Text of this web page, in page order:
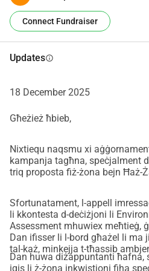
vandaliżmu, iż-żona tkompli
n-nies li jmorru mixja għal
komunitajiet tal-madwar.
awtoritajiet għandhom jinvestu
ttejjeb l-ambjent, is-saħħa, u l-
Segwina fuq Facebook biex
kampanja.
EN
In the midst of a busy and
path – a space of peace, nature
is under threat. We need the
You can also make your
Connect Fundraiser
Updatesinfo
18 December 2025
Għeżież ħbieb,
Nixtiequ naqsmu xi
kampanja tagħna, speċjalment
triq proposta fiż-żona bejn Ħaż-
Sfortunatament, l-appell
li kkontesta d-deċiżjoni li
Assessment mhuwiex meħtieġ,
Dan ifisser li l-bord għażel li ma
tal-każ, minkejja t-tħassib
Dan huwa diżappuntanti ħafna,
iqis li ż-żona inkwistjoni fiha